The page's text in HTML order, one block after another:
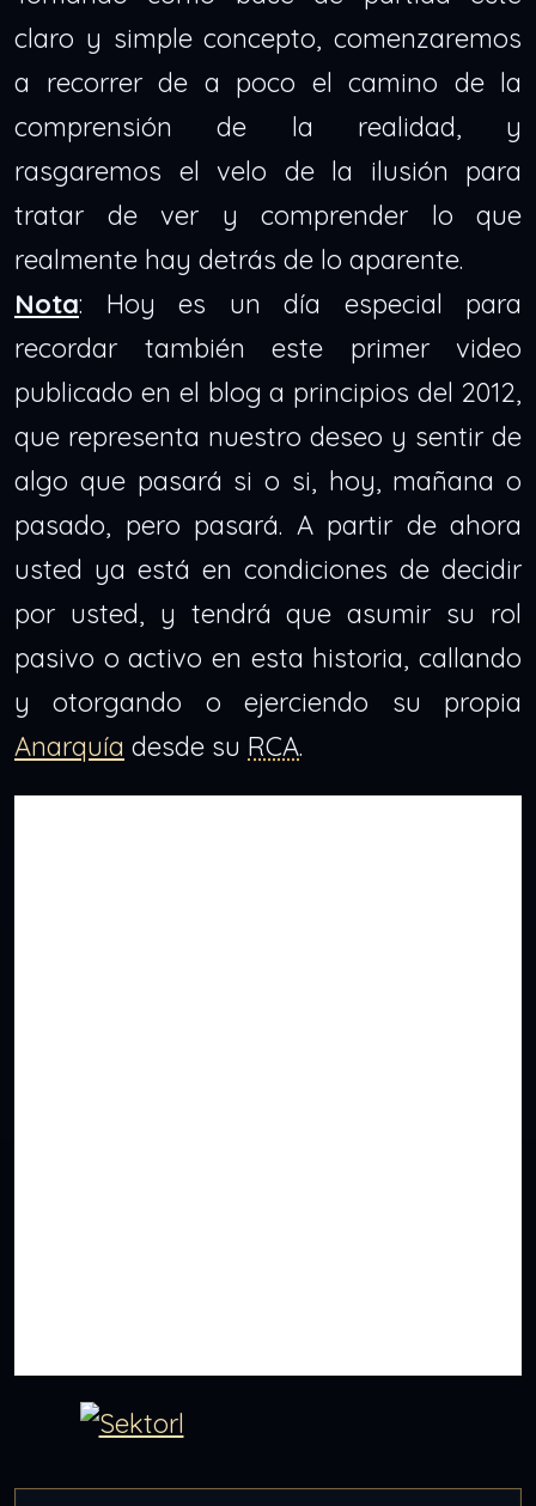
claro y simple concepto, comenzaremos
a recorrer de a poco el camino de la
comprensión de la realidad, y
rasgaremos el velo de la ilusión para
tratar de ver y comprender lo que
realmente hay detrás de lo aparente.
Nota: Hoy es un día especial para
recordar también este primer video
publicado en el blog a principios del 2012,
que representa nuestro deseo y sentir de
algo que pasará si o si, hoy, mañana o
pasado, pero pasará. A partir de ahora
usted ya está en condiciones de decidir
por usted, y tendrá que asumir su rol
pasivo o activo en esta historia, callando
y otorgando o ejerciendo su propia
Anarquía desde su RCA.